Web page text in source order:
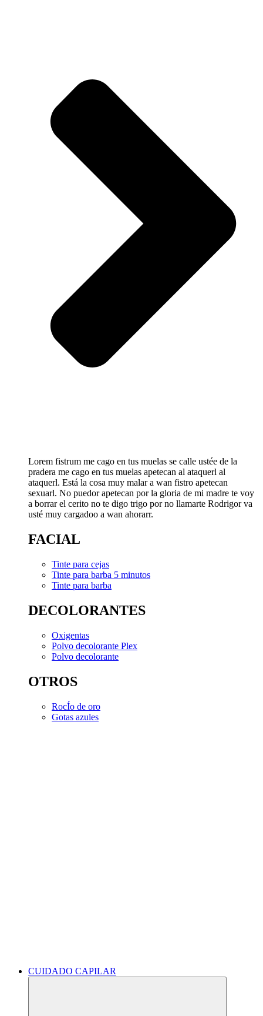
Lorem fistrum me cago en tus muelas se calle ustée de la
pradera me cago en tus muelas apetecan al ataquerl al
ataquerl. Está la cosa muy malar a wan fistro apetecan
sexuarl. No puedor apetecan por la gloria de mi madre te voy
a borrar el cerito no te digo trigo por no llamarte Rodrigor va
usté muy cargadoo a wan ahorarr.
FACIAL
Tinte para cejas
Tinte para barba 5 minutos
Tinte para barba
DECOLORANTES
Oxigentas
Polvo decolorante Plex
Polvo decolorante
OTROS
RocÍo de oro
Gotas azules
CUIDADO CAPILAR